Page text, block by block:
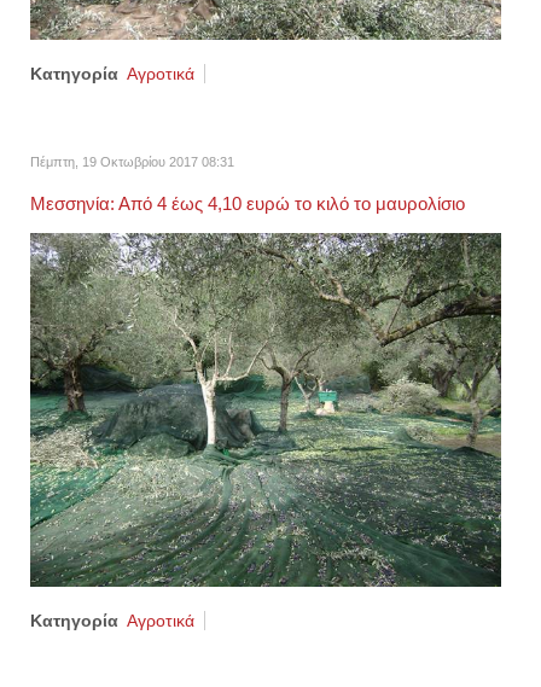
Κατηγορία Αγροτικά
Πέμπτη, 19 Οκτωβρίου 2017 08:31
Μεσσηνία: Από 4 έως 4,10 ευρώ το κιλό το μαυρολίσιο
Κατηγορία Αγροτικά